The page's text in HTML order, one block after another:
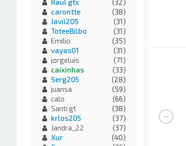
Raul gtx
(32)
carontte
(38)
Javii2O5
(31)
ToteeBilbo
(31)
Emilio
(35)
vayas01
(31)
jorgeluis
(71)
caixinhas
(33)
Serg205
(28)
juansa
(59)
calo
(66)
Santi gt
(38)
krlos205
(37)
Jandra_22
(37)
Xur
(40)